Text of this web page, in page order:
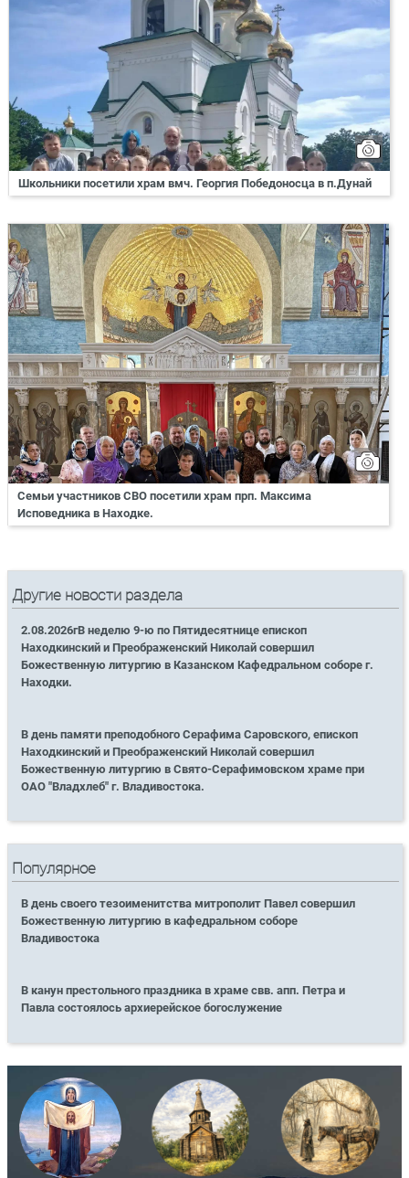
Школьники посетили храм вмч. Георгия Победоносца в п.Дунай
Семьи участников СВО посетили храм прп. Максима
Исповедника в Находке.
Другие новости раздела
2.08.2026гВ неделю 9-ю по Пятидесятнице епископ
Находкинский и Преображенский Николай совершил
Божественную литургию в Казанском Кафедральном соборе г.
Находки.
В день памяти преподобного Серафима Саровского, епископ
Находкинский и Преображенский Николай совершил
Божественную литургию в Свято-Серафимовском храме при
ОАО "Владхлеб" г. Владивостока.
Популярное
В день своего тезоименитства митрополит Павел совершил
Божественную литургию в кафедральном соборе
Владивостока
В канун престольного праздника в храме свв. апп. Петра и
Павла состоялось архиерейское богослужение